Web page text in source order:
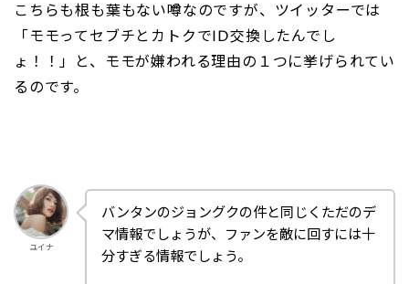
こちらも根も葉もない噂なのですが、ツイッターでは
「モモってセブチとカトクでID交換したんでし
ょ！！」と、モモが嫌われる理由の１つに挙げられてい
るのです。
ユイナ
バンタンのジョングクの件と同じくただのデ
マ情報でしょうが、ファンを敵に回すには十
分すぎる情報でしょう。